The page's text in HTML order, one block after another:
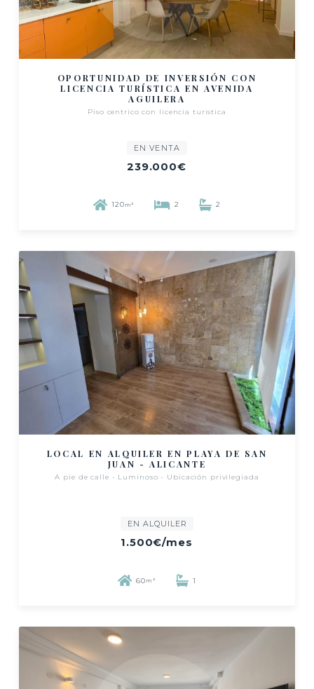
OPORTUNIDAD DE INVERSIÓN CON
LICENCIA TURÍSTICA EN AVENIDA
AGUILERA
Piso centrico con licencia turistica
EN VENTA
239.000€
120 m² 2 2
LOCAL EN ALQUILER EN PLAYA DE SAN
JUAN - ALICANTE
A pie de calle - Luminoso - Ubicación privilegiada
EN ALQUILER
1.500€/mes
60 m² 1